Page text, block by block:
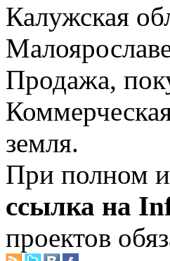
Калужская
Продажа,
земля.
При полном
ссылка на
проектов